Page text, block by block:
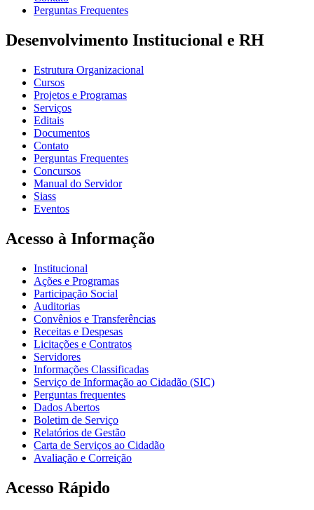
Perguntas Frequentes
Desenvolvimento Institucional e RH
Estrutura Organizacional
Cursos
Projetos e Programas
Serviços
Editais
Documentos
Contato
Perguntas Frequentes
Concursos
Manual do Servidor
Siass
Eventos
Acesso à Informação
Institucional
Ações e Programas
Participação Social
Auditorias
Convênios e Transferências
Receitas e Despesas
Licitações e Contratos
Servidores
Informações Classificadas
Serviço de Informação ao Cidadão (SIC)
Perguntas frequentes
Dados Abertos
Boletim de Serviço
Relatórios de Gestão
Carta de Serviços ao Cidadão
Avaliação e Correição
Acesso Rápido